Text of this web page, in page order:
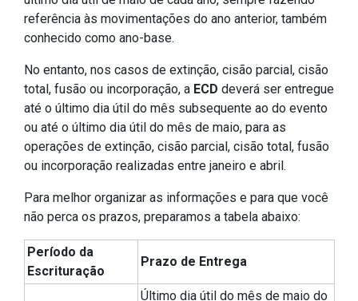
referência às movimentações do ano anterior, também
conhecido como ano-base.
No entanto, nos casos de extinção, cisão parcial, cisão
total, fusão ou incorporação, a ECD deverá ser entregue
até o último dia útil do mês subsequente ao do evento
ou até o último dia útil do mês de maio, para as
operações de extinção, cisão parcial, cisão total, fusão
ou incorporação realizadas entre janeiro e abril.
Para melhor organizar as informações e para que você
não perca os prazos, preparamos a tabela abaixo:
Período da
Escrituração
Prazo de Entrega
Último dia útil do mês de maio do